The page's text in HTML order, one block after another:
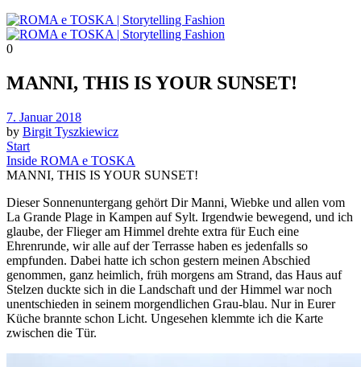
0
MANNI, THIS IS YOUR SUNSET!
Posted
on
7. Januar 2018
by Birgit Tyszkiewicz
Start
Inside ROMA e TOSKA
MANNI, THIS IS YOUR SUNSET!
Dieser Sonnenuntergang gehört Dir Manni, Wiebke und allen vom
La Grande Plage in Kampen auf Sylt. Irgendwie bewegend, und ich
glaube, der Flieger am Himmel drehte extra für Euch eine
Ehrenrunde, wir alle auf der Terrasse haben es jedenfalls so
empfunden. Dabei hatte ich schon gestern meinen Abschied
genommen, ganz heimlich, früh morgens am Strand, das Haus auf
Stelzen duckte sich in die Landschaft und der Himmel war noch
unentschieden in seinem morgendlichen Grau-blau. Nur in Eurer
Küche brannte schon Licht. Ungesehen klemmte ich die Karte
zwischen die Tür.